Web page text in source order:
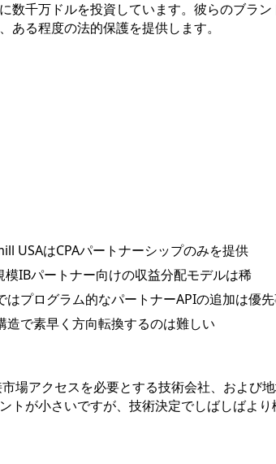
数千万ドルを投資しています。彼らのブラ
る程度の法的保護を提供します。
USAはCPAパートナーシップのみを提供
IBパートナー向けの収益分配モデルは稀
プログラム的なパートナーAPIの追加は優
で素早く方向転換するのは難しい
場アクセスを必要とする技術会社、およ
が小さいですが、技術決定でしばしばより